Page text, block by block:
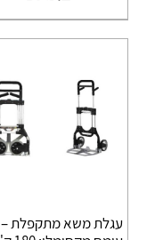
עגלת משא מתקפלת –